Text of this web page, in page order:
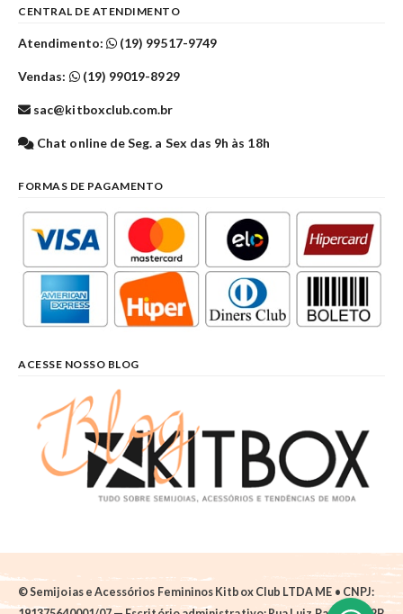
CENTRAL DE ATENDIMENTO
Atendimento: (19) 99517-9749
Vendas: (19) 99019-8929
sac@kitboxclub.com.br
Chat online de Seg. a Sex das 9h às 18h
FORMAS DE PAGAMENTO
ACESSE NOSSO BLOG
© Semijoias e Acessórios Femininos Kitbox Club LTDA ME • CNPJ: